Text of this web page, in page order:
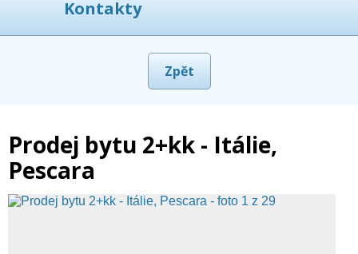
Kontakty
Zpět
Prodej bytu 2+kk - Itálie,
Pescara